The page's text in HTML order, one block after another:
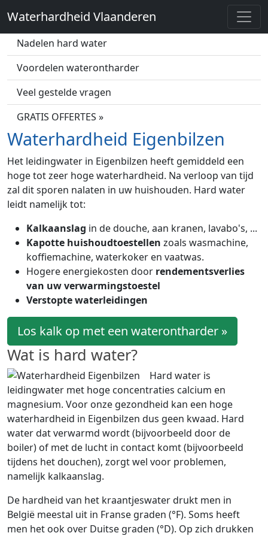
Waterhardheid Vlaanderen
Wat is hard water?
Nadelen hard water
Voordelen waterontharder
Veel gestelde vragen
GRATIS OFFERTES »
Waterhardheid Eigenbilzen
Het leidingwater in Eigenbilzen heeft gemiddeld een
hoge tot zeer hoge waterhardheid. Na verloop van tijd
zal dit sporen nalaten in uw huishouden. Hard water
leidt namelijk tot:
Kalkaanslag in de douche, aan kranen, lavabo's, ...
Kapotte huishoudtoestellen zoals wasmachine,
koffiemachine, waterkoker en vaatwas.
Hogere energiekosten door rendementsverlies
van uw verwarmingstoestel
Verstopte waterleidingen
Los kalk op met een waterontharder »
Wat is hard water?
Hard water is
leidingwater met hoge concentraties calcium en
magnesium. Voor onze gezondheid kan een hoge
waterhardheid in Eigenbilzen dus geen kwaad. Hard
water dat verwarmd wordt (bijvoorbeeld door de
boiler) of met de lucht in contact komt (bijvoorbeeld
tijdens het douchen), zorgt wel voor problemen,
namelijk kalkaanslag.
De hardheid van het kraantjeswater drukt men in
België meestal uit in Franse graden (°F). Soms heeft
men het ook over Duitse graden (°D). Op zich drukken